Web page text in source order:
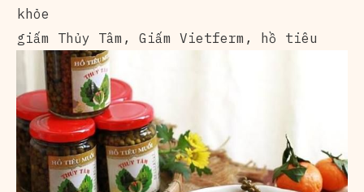
khỏe
giấm Thủy Tâm , Giấm Vietferm , hồ tiêu